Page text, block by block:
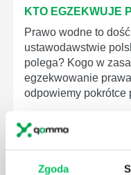
Zgoda
KTO EGZEKWUJE
Prawo wodne to
ustawodawstwie
polega? Kogo w
egzekwowanie
odpowiemy pokrótce